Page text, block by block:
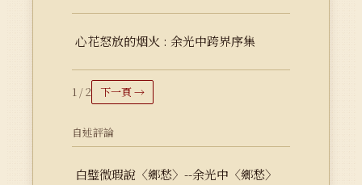
心花怒放的烟火 : 余光中跨界序集
1 / 2 下一頁 →
自述評論
白璧微瑕說〈鄉愁〉--余光中〈鄉愁〉